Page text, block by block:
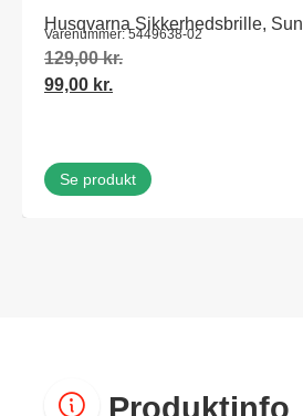
Husqvarna Sikkerhedsbrille, Sun
Varenummer: 5449638-02
129,00kr.
99,00 kr.
Se produkt
Produktinfo